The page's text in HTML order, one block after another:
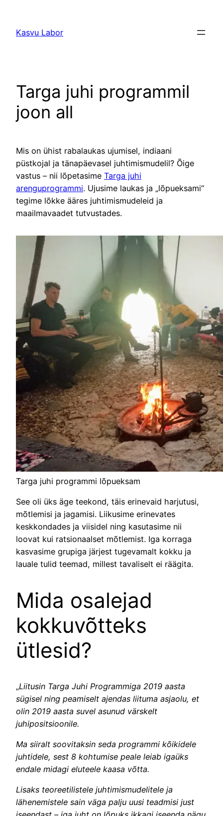
juurde
Kasvu Labor
Targa juhi programmil
joon all
Mis on ühist rabalaukas ujumisel, indiaani
püstkojal ja tänapäevasel juhtimismudelil? Õige
vastus – nii lõpetasime Targa juhi
arenguprogrammi. Ujusime laukas ja „lõpueksami“
tegime lõkke ääres juhtimismudeleid ja
maailmavaadet tutvustades.
Targa juhi programmi lõpueksam
See oli üks äge teekond, täis erinevaid harjutusi,
mõtlemisi ja jagamisi. Liikusime erinevates
keskkondades ja viisidel ning kasutasime nii
loovat kui ratsionaalset mõtlemist. Iga korraga
kasvasime grupiga järjest tugevamalt kokku ja
lauale tulid teemad, millest tavaliselt ei räägita.
Mida osalejad
kokkuvõtteks
ütlesid?
„Liitusin Targa Juhi Programmiga 2019 aasta
sügisel ning peamiselt ajendas liituma asjaolu, et
olin 2019 aasta suvel asunud värskelt
juhipositsioonile.
Ma siiralt soovitaksin seda programmi kõikidele
juhtidele, sest 8 kohtumise peale leiab igaüks
endale midagi eluteele kaasa võtta.
Lisaks teoreetilistele juhtimismudelitele ja
lähenemistele sain väga palju uusi teadmisi just